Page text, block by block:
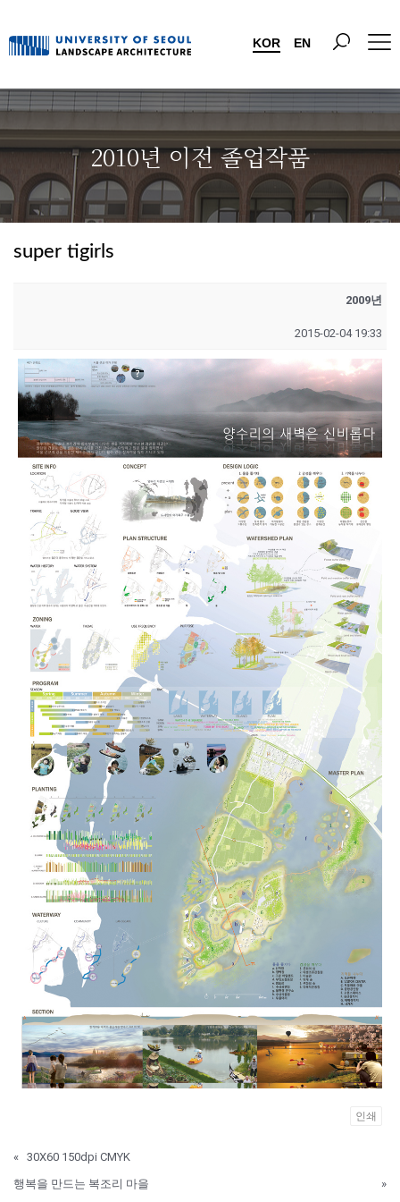
KOR EN
2010년 이전 졸업작품
super tigirls
2009년
2015-02-04 19:33
인쇄
« 30X60 150dpi CMYK
행복을 만드는 복조리 마을
»